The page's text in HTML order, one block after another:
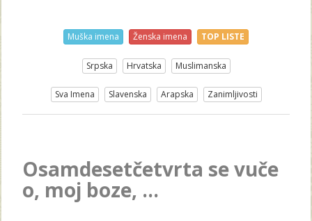
Muška imena Ženska imena TOP LISTE
Srpska Hrvatska Muslimanska
Sva Imena Slavenska Arapska Zanimljivosti
Osamdesetčetvrta se vuče
o, moj boze, ...